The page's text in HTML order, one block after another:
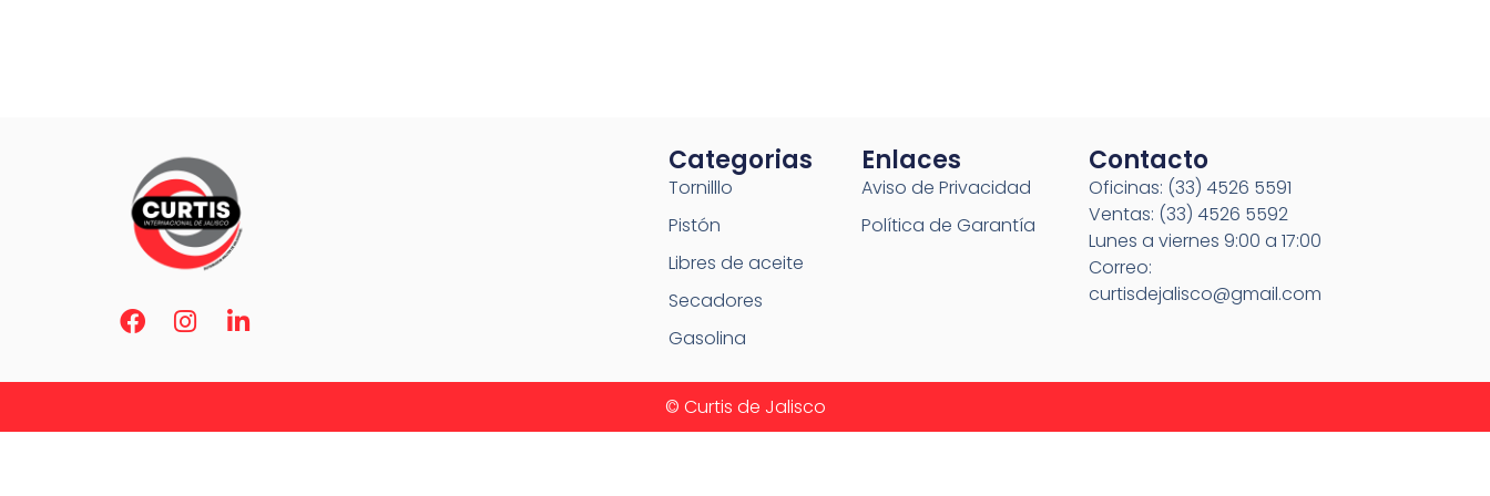
Categorias
Tornilllo
Pistón
Libres de aceite
Secadores
Gasolina
Enlaces
Aviso de Privacidad
Política de Garantía
Contacto
Oficinas: (33) 4526 5591
Ventas: (33) 4526 5592
Lunes a viernes 9:00 a 17:00
Correo:
curtisdejalisco@gmail.com
© Curtis de Jalisco